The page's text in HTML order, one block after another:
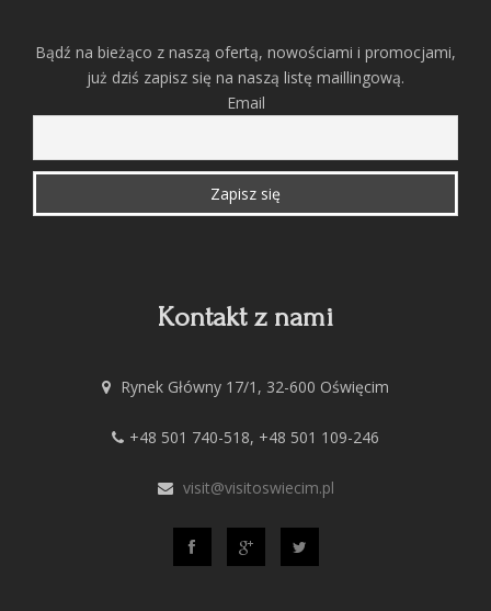
Bądź na bieżąco z naszą ofertą, nowościami i promocjami,
już dziś zapisz się na naszą listę maillingową.
Email
Kontakt z nami
Rynek Główny 17/1, 32-600 Oświęcim
+48 501 740-518, +48 501 109-246
visit@visitoswiecim.pl